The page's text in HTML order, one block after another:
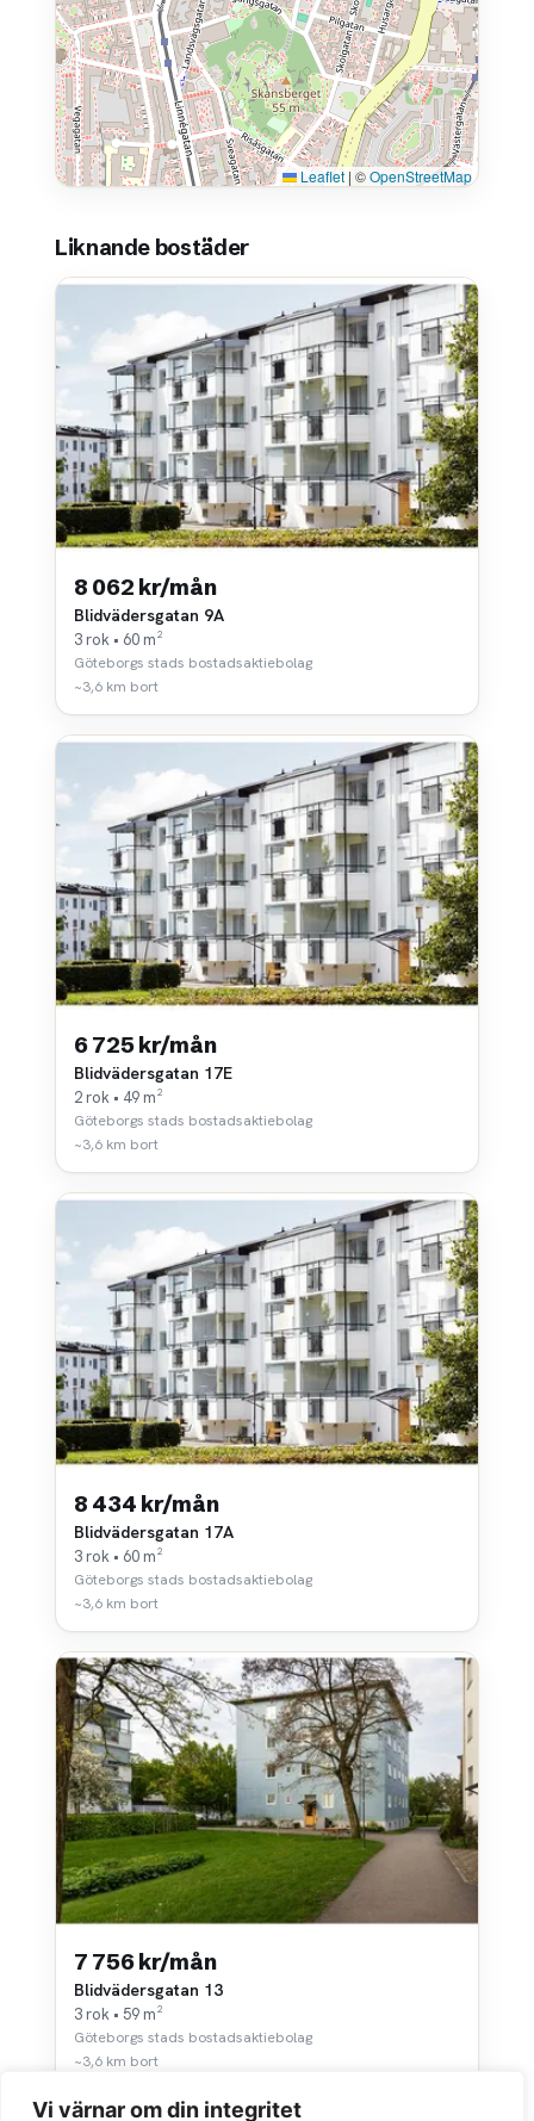
Vi värnar om din integritet
Leaflet| ©OpenStreetMap
Liknande bostäder
8 062 kr/mån
Blidvädersgatan 9A
3 rok • 60 m²
Göteborgs stads bostadsaktiebolag
~3,6 km bort
6 725 kr/mån
Blidvädersgatan 17E
2 rok • 49 m²
Göteborgs stads bostadsaktiebolag
~3,6 km bort
8 434 kr/mån
Blidvädersgatan 17A
3 rok • 60 m²
Göteborgs stads bostadsaktiebolag
~3,6 km bort
7 756 kr/mån
Blidvädersgatan 13
3 rok • 59 m²
Göteborgs stads bostadsaktiebolag
~3,6 km bort